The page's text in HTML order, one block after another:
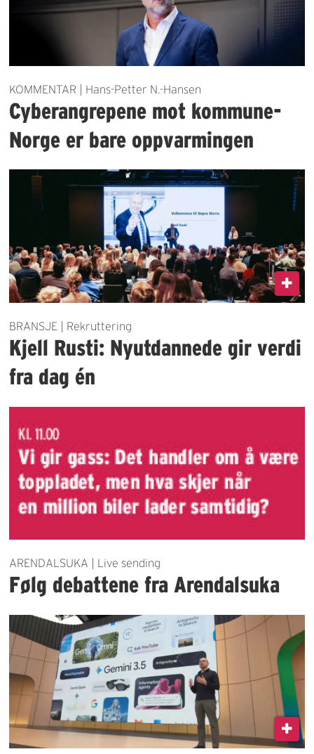
KOMMENTAR | Hans-Petter N.-Hansen
Cyberangrepene mot kommune-
Norge er bare oppvarmingen
BRANSJE | Rekruttering
Kjell Rusti: Nyutdannede gir verdi
fra dag én
ARENDALSUKA | Live sending
Følg debattene fra Arendalsuka